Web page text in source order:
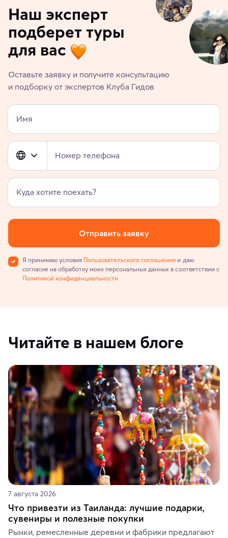
Наш эксперт
подберет туры
для вас
Оставьте заявку и получите консультацию
и подборку от экспертов Клуба Гидов
Имя
Номер телефона
Куда хотите поехать?
Отправить заявку
Я принимаю условия Пользовательского соглашения и даю
согласие на обработку моих персональных данных в соответствии с
Политикой конфиденциальности
Читайте в нашем блоге
7 августа 2026
Что привезти из Таиланда: лучшие подарки,
сувениры и полезные покупки
Рынки, ремесленные деревни и фабрики предлагают